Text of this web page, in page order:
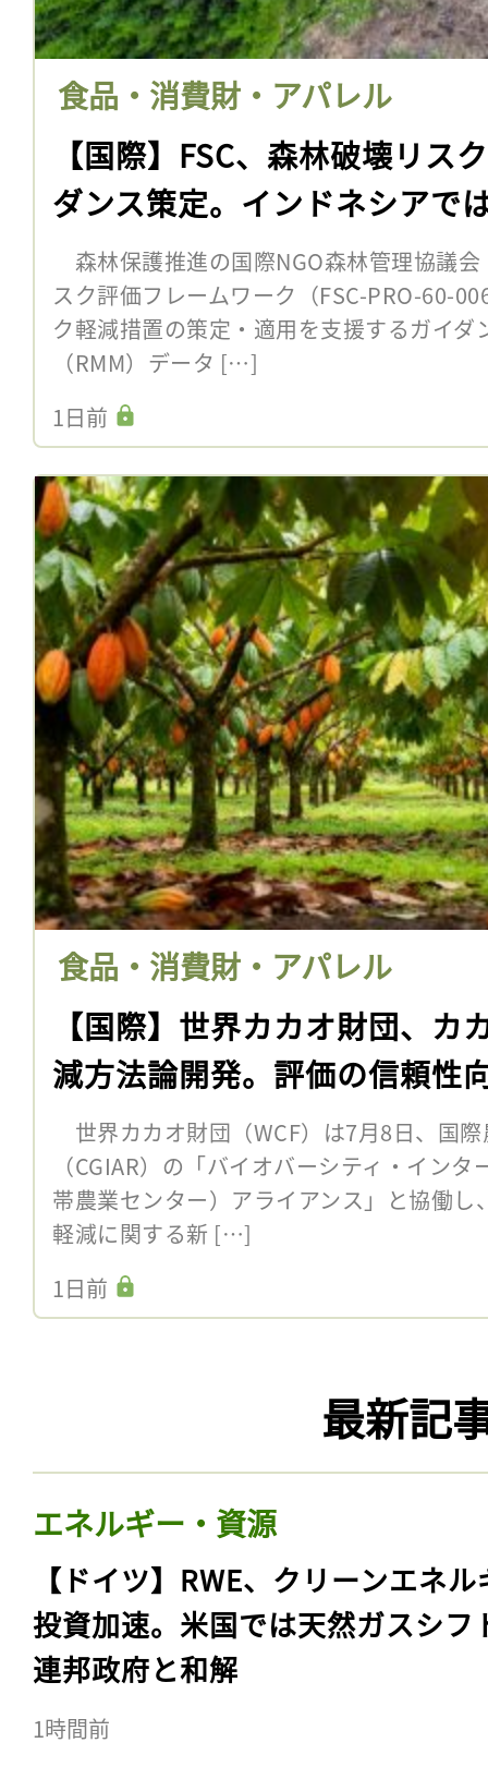
食品・消費財・アパレル
【国際】FSC、森林破壊リス
ダンス策定。インドネシアで
森林保護推進の国際NGO森林管理協議会
スク評価フレームワーク（FSC-PRO-60-
ク軽減措置の策定・適用を支援するガイダ
（RMM）データ […]
1日前
食品・消費財・アパレル
【国際】世界カカオ財団、カ
減方法論開発。評価の信頼性
世界カカオ財団（WCF）は7月8日、国
（CGIAR）の「バイオバーシティ・イン
帯農業センター）アライアンス」と協働
軽減に関する新 […]
1日前
最新記
エネルギー・資源
【ドイツ】RWE、クリーンエネ
投資加速。米国では天然ガスシフ
連邦政府と和解
1時間前